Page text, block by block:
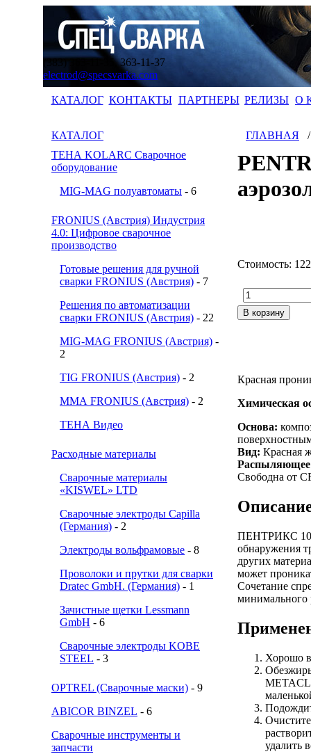
(383) 363-11-35, 363-11-37
electrod@specsvarka.com
КАТАЛОГ КОНТАКТЫ ПАРТНЕРЫ РЕЛИЗЫ О
КАТАЛОГ
ТЕНА KOLARC Сварочное
оборудование
MIG-MAG полуавтоматы - 6
FRONIUS (Австрия) Индустрия
4.0: Цифровое сварочное
производство
Готовые решения для ручной
сварки FRONIUS (Австрия) - 7
Решения по автоматизации
сварки FRONIUS (Австрия) - 22
MIG-MAG FRONIUS (Австрия) -
2
TIG FRONIUS (Австрия) - 2
ММА FRONIUS (Австрия) - 2
ТЕНА Видео
Расходные материалы
Сварочные материалы
«KISWEL» LTD
Сварочные электроды Capilla
(Германия) - 2
Электроды вольфрамовые - 8
Проволоки и прутки для сварки
Dratec GmbH. (Германия) - 1
Зачистные щетки Lessmann
GmbH - 6
Сварочные электроды KOBE
STEEL - 3
OPTREL (Сварочные маски) - 9
ABICOR BINZEL - 6
Сварочные инструменты и
запчасти
ГЛАВНАЯ
Стоимость:
Красная
Химическая
Основа:
Вид: Красная
Распыляющее
Свободна от
ПЕНТРИКС 100
обнаружения
других
может
Сочетание
минимального
Хорошо
удалить